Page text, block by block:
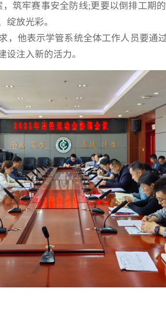
筑牢赛事安全防线;更要以倒排工期
放光彩。
，他表示学管系统全体工作人员要通
注入新的活力。